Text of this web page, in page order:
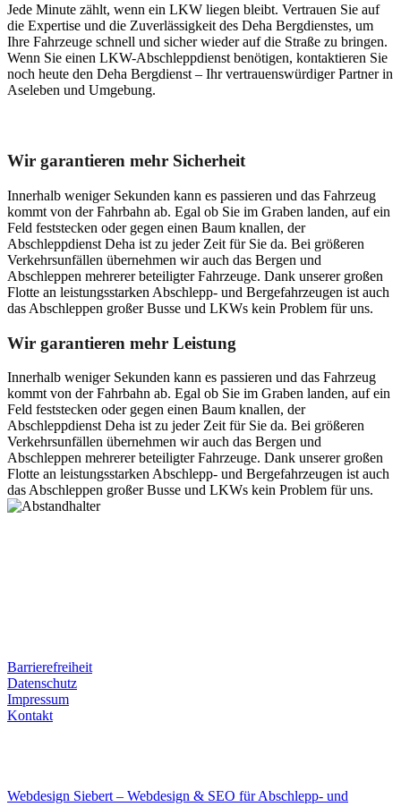
Jede Minute zählt, wenn ein LKW liegen bleibt. Vertrauen Sie auf
die Expertise und die Zuverlässigkeit des Deha Bergdienstes, um
Ihre Fahrzeuge schnell und sicher wieder auf die Straße zu bringen.
Wenn Sie einen LKW-Abschleppdienst benötigen, kontaktieren Sie
noch heute den Deha Bergdienst – Ihr vertrauenswürdiger Partner in
Aseleben und Umgebung.
Wir garantieren mehr Sicherheit
Innerhalb weniger Sekunden kann es passieren und das Fahrzeug
kommt von der Fahrbahn ab. Egal ob Sie im Graben landen, auf ein
Feld feststecken oder gegen einen Baum knallen, der
Abschleppdienst Deha ist zu jeder Zeit für Sie da. Bei größeren
Verkehrsunfällen übernehmen wir auch das Bergen und
Abschleppen mehrerer beteiligter Fahrzeuge. Dank unserer großen
Flotte an leistungsstarken Abschlepp- und Bergefahrzeugen ist auch
das Abschleppen großer Busse und LKWs kein Problem für uns.
Wir garantieren mehr Leistung
Innerhalb weniger Sekunden kann es passieren und das Fahrzeug
kommt von der Fahrbahn ab. Egal ob Sie im Graben landen, auf ein
Feld feststecken oder gegen einen Baum knallen, der
Abschleppdienst Deha ist zu jeder Zeit für Sie da. Bei größeren
Verkehrsunfällen übernehmen wir auch das Bergen und
Abschleppen mehrerer beteiligter Fahrzeuge. Dank unserer großen
Flotte an leistungsstarken Abschlepp- und Bergefahrzeugen ist auch
das Abschleppen großer Busse und LKWs kein Problem für uns.
Barrierefreiheit
Datenschutz
Impressum
Kontakt
Webdesign Siebert – Webdesign & SEO für Abschlepp- und